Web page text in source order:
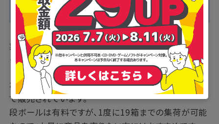
・ネット店舗のため自宅から出ずに利用できる
業界最大手のブックオフが展開するネット店舗が「ブッ
クオフオンライン」です。
本の買取の際に必要となるダンボールは、1枚200円
で販売されています。
段ボールは有料ですが、1度に19箱までの集荷が可能